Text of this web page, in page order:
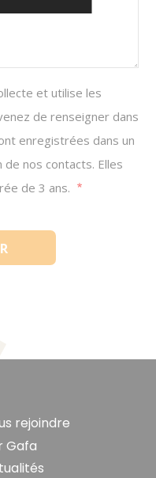
et utilise les
de renseigner dans
enregistrées dans un
nos contacts. Elles
de 3 ans.
rejoindre
Gafa